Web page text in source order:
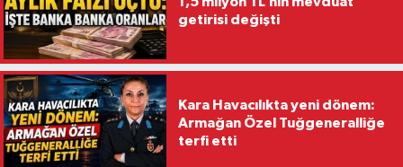
getirisi değişti
Kara Havacılıkta yeni dönem:
Armağan Özel Tuğgeneralliğe
terfi etti